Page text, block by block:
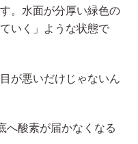
。水面が分厚い緑色の
いく」ような状態で
が悪いだけじゃないん
へ酸素が届かなくなる